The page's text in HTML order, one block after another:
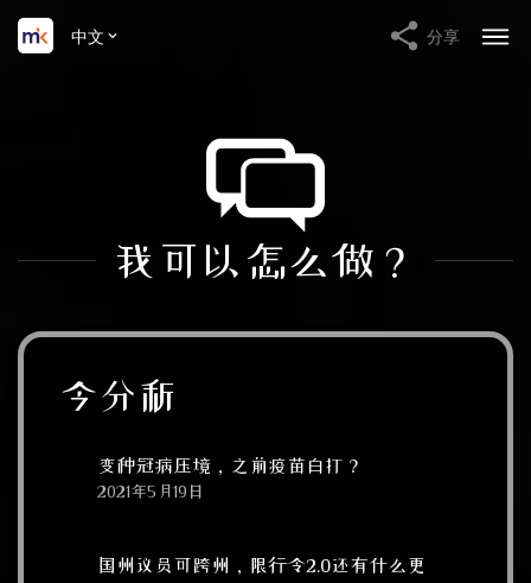
中文 分享
我可以怎么做？
今分析
变种冠病压境，之前疫苗白打？
2021年5月19日
国州议员可跨州，限行令2.0还有什么更